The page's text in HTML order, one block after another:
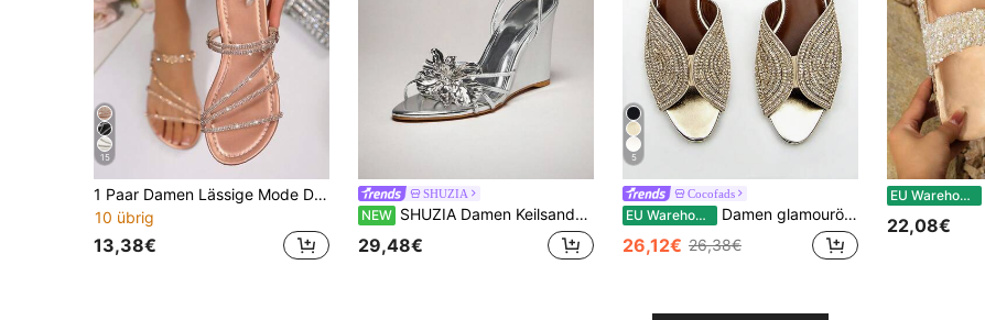
15
1 Paar Damen Lässige Mode Dünne Riemen Glas Strass Sandalen, Sommer Neu Runde Zehenpartie Offene Zehenpartie Outdoor Strandbekleidung Sandalen Hausschuhe, Urlaubsessentiell
10 übrig
13,38€
SHUZIA
NEW SHUZIA Damen Keilsandalen mit dicker Sohle, perfektes Geschenk für die Freundin
29,48€
5
Cocofads
EU Warehouse Damen glamouröse, komplett mit Strass verzierte, aus goldfarbenem Metallic-Material gefertigte, modische und bequeme Peep-Zehen Flache Mule Sandalen, perfekt für Frühling und Sommer Outfits
26,12€ 26,38€
EU Warehouse
22,08€